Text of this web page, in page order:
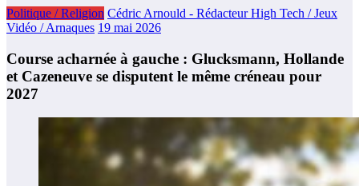
Politique / Religion Cédric Arnould - Rédacteur High Tech / Jeux
Vidéo / Arnaques 19 mai 2026
Course acharnée à gauche : Glucksmann, Hollande
et Cazeneuve se disputent le même créneau pour
2027